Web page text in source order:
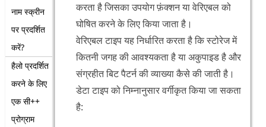
नाम स्क्रीन
पर प्रदर्शित
करें?
हैलो प्रदर्शित
करने के लिए
एक सी++
प्रोग्राम
करता है जिसका उपयोग फ़ंक्शन या वेरिएबल को
घोषित करने के लिए किया जाता है।
वेरिएबल टाइप यह निर्धारित करता है कि स्टोरेज में
कितनी जगह की आवश्यकता है या अकुपाइड है और
संग्रहीत बिट पैटर्न की व्याख्या कैसे की जाती है।
डेटा टाइप को निम्नानुसार वर्गीकृत किया जा सकता
है: